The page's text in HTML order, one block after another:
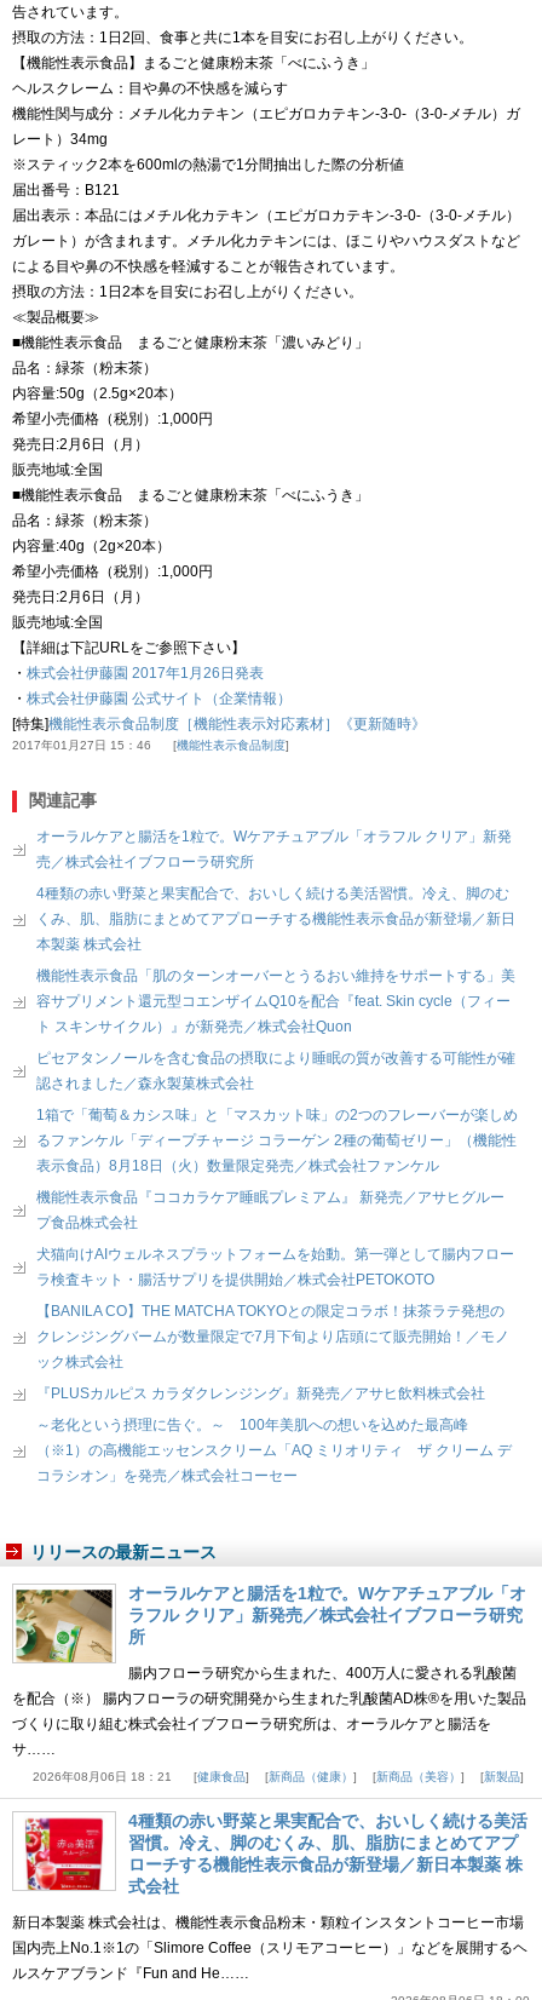
告されています。
摂取の方法：1日2回、食事と共に1本を目安にお召し上がりください。
【機能性表示食品】まるごと健康粉末茶「べにふうき」
ヘルスクレーム：目や鼻の不快感を減らす
機能性関与成分：メチル化カテキン（エピガロカテキン-3-0-（3-0-メチル）ガ
レート）34mg
※スティック2本を600mlの熱湯で1分間抽出した際の分析値
届出番号：B121
届出表示：本品にはメチル化カテキン（エピガロカテキン-3-0-（3-0-メチル）
ガレート）が含まれます。メチル化カテキンには、ほこりやハウスダストなど
による目や鼻の不快感を軽減することが報告されています。
摂取の方法：1日2本を目安にお召し上がりください。
≪製品概要≫
■機能性表示食品 まるごと健康粉末茶「濃いみどり」
品名：緑茶（粉末茶）
内容量:50g（2.5g×20本）
希望小売価格（税別）:1,000円
発売日:2月6日（月）
販売地域:全国
■機能性表示食品 まるごと健康粉末茶「べにふうき」
品名：緑茶（粉末茶）
内容量:40g（2g×20本）
希望小売価格（税別）:1,000円
発売日:2月6日（月）
販売地域:全国
【詳細は下記URLをご参照下さい】
・ 株式会社伊藤園 2017年1月26日発表
・ 株式会社伊藤園 公式サイト（企業情報）
[特集]機能性表示食品制度［機能性表示対応素材］《更新随時》
2017年01月27日 15：46 機能性表示食品制度
関連記事
オーラルケアと腸活を1粒で。Wケアチュアブル「オラフル クリア」新発
売／株式会社イブフローラ研究所
4種類の赤い野菜と果実配合で、おいしく続ける美活習慣。冷え、脚のむ
くみ、肌、脂肪にまとめてアプローチする機能性表示食品が新登場／新日
本製薬 株式会社
機能性表示食品「肌のターンオーバーとうるおい維持をサポートする」美
容サプリメント還元型コエンザイムQ10を配合『feat. Skin cycle（フィー
ト スキンサイクル）』が新発売／株式会社Quon
ピセアタンノールを含む食品の摂取により睡眠の質が改善する可能性が確
認されました／森永製菓株式会社
1箱で「葡萄＆カシス味」と「マスカット味」の2つのフレーバーが楽しめ
るファンケル「ディープチャージ コラーゲン 2種の葡萄ゼリー」（機能性
表示食品）8月18日（火）数量限定発売／株式会社ファンケル
機能性表示食品『ココカラケア睡眠プレミアム』 新発売／アサヒグルー
プ食品株式会社
犬猫向けAIウェルネスプラットフォームを始動。第一弾として腸内フロー
ラ検査キット・腸活サプリを提供開始／株式会社PETOKOTO
【BANILA CO】THE MATCHA TOKYOとの限定コラボ！抹茶ラテ発想の
クレンジングバームが数量限定で7月下旬より店頭にて販売開始！／モノ
ック株式会社
『PLUSカルピス カラダクレンジング』新発売／アサヒ飲料株式会社
～老化という摂理に告ぐ。～ 100年美肌への想いを込めた最高峰
（※1）の高機能エッセンスクリーム「AQ ミリオリティ ザ クリーム デ
コラシオン」を発売／株式会社コーセー
リリースの最新ニュース
オーラルケアと腸活を1粒で。Wケアチュアブル「オ
ラフル クリア」新発売／株式会社イブフローラ研究
所
腸内フローラ研究から生まれた、400万人に愛される乳酸菌
を配合（※） 腸内フローラの研究開発から生まれた乳酸菌AD株®を用いた製品
づくりに取り組む株式会社イブフローラ研究所は、オーラルケアと腸活を
サ……
2026年08月06日 18：21 健康食品 新商品（健康） 新商品（美容） 新製品
4種類の赤い野菜と果実配合で、おいしく続ける美活
習慣。冷え、脚のむくみ、肌、脂肪にまとめてアプ
ローチする機能性表示食品が新登場／新日本製薬 株
式会社
新日本製薬 株式会社は、機能性表示食品粉末・顆粒インスタントコーヒー市場
国内売上No.1※1の「Slimore Coffee（スリモアコーヒー）」などを展開するヘ
ルスケアブランド『Fun and He……